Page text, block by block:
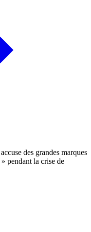
des grandes marques
pendant la crise de